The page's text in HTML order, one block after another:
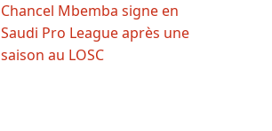
Chancel Mbemba signe en
Saudi Pro League après une
saison au LOSC